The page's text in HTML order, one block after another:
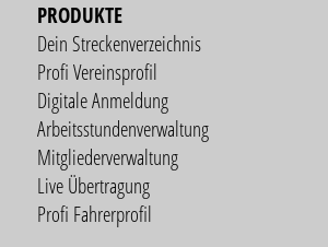
PRODUKTE
Dein Streckenverzeichnis
Profi Vereinsprofil
Digitale Anmeldung
Arbeitsstundenverwaltung
Mitgliederverwaltung
Live Übertragung
Profi Fahrerprofil